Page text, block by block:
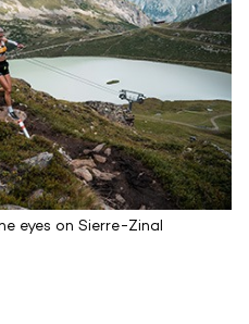
eyes on Sierre-Zinal